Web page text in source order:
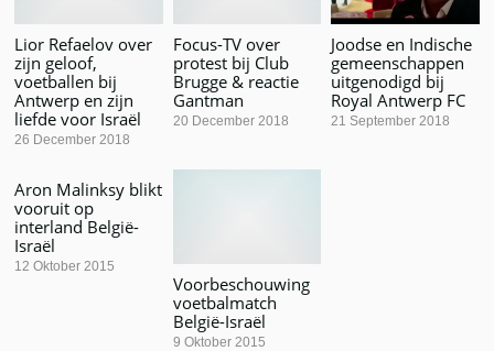
Lior Refaelov over
zijn geloof,
voetballen bij
Antwerp en zijn
liefde voor Israël
26 December 2018
Focus-TV over
protest bij Club
Brugge & reactie
Gantman
20 December 2018
Joodse en Indische
gemeenschappen
uitgenodigd bij
Royal Antwerp FC
21 September 2018
Aron Malinksy blikt
vooruit op
interland België-
Israël
12 Oktober 2015
Voorbeschouwing
voetbalmatch
België-Israël
9 Oktober 2015